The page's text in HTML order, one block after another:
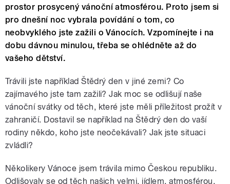
prostor prosycený vánoční atmosférou. Proto jsem si
pro dnešní noc vybrala povídání o tom, co
neobvyklého jste zažili o Vánocích. Vzpomínejte i na
dobu dávnou minulou, třeba se ohlédněte až do
vašeho dětství.
Trávili jste například Štědrý den v jiné zemi? Co
zajímavého jste tam zažili? Jak moc se odlišují naše
vánoční svátky od těch, které jste měli příležitost prožít v
zahraničí. Dostavil se například na Štědrý den do vaší
rodiny někdo, koho jste neočekávali? Jak jste situaci
zvládli?
Několikery Vánoce jsem trávila mimo Českou republiku.
Odlišovaly se od těch našich velmi, jídlem, atmosférou,